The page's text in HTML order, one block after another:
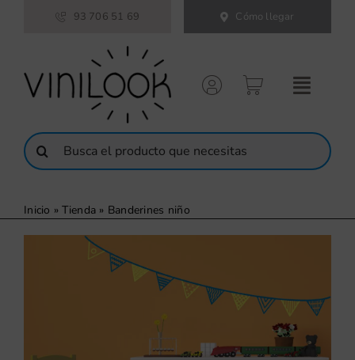
93 706 51 69 Cómo llegar
Buscar:
Inicio »Tienda » Banderines niño